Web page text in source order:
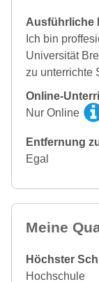
Ausführliche
Ich bin
Universität
zu unterrichte
Online-
Nur Online
Entfernung
Egal
Meine
Höchster
Hochschule